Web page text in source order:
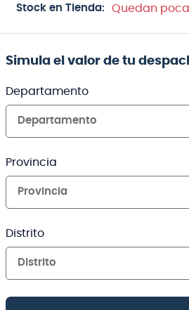
Stock en Tienda: Quedan
Simula el valor de tu
Departamento
Departamento
Provincia
Provincia
Distrito
Distrito